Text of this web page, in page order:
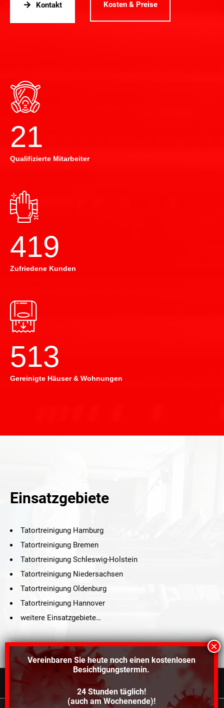
Kontakt Kosten & Preise
22
Qualifizierte Mitarbeiter
420
Zufriedene Kunden
514
Gereinigte Häuser & Wohnungen
Einsatzgebiete
Tatortreinigung Hamburg
Tatortreinigung Bremen
Tatortreinigung Schleswig-Holstein
Tatortreinigung Niedersachsen
Tatortreinigung Oldenburg
Tatortreinigung Hannover
weitere Einsatzgebiete…
©2021 Schröders Service Team Nord, All Rights Reserved.
Vereinbaren Sie heute noch einen kostenlosen
Besichtigungstermin.
24 Stunden täglich!
(auch am Wochenende)!